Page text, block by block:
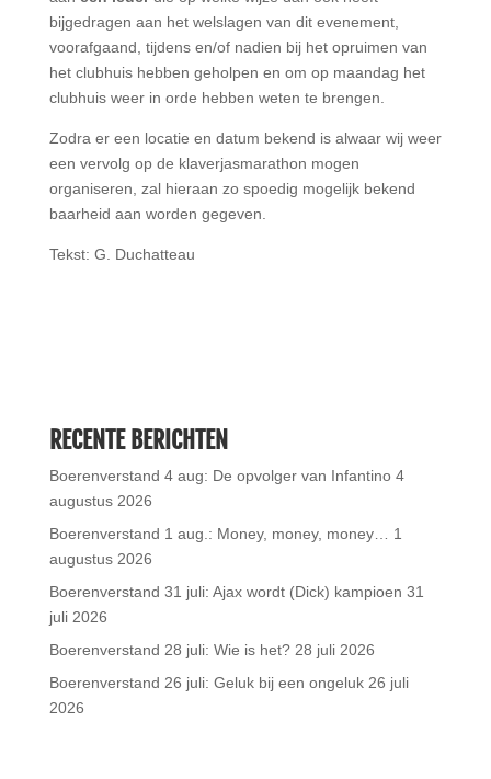
bijgedragen aan het welslagen van dit evenement,
voorafgaand, tijdens en/of nadien bij het opruimen van
het clubhuis hebben geholpen en om op maandag het
clubhuis weer in orde hebben weten te brengen.
Zodra er een locatie en datum bekend is alwaar wij weer
een vervolg op de klaverjasmarathon mogen
organiseren, zal hieraan zo spoedig mogelijk bekend
baarheid aan worden gegeven.
Tekst: G. Duchatteau
RECENTE BERICHTEN
Boerenverstand 4 aug: De opvolger van Infantino 4
augustus 2026
Boerenverstand 1 aug.: Money, money, money… 1
augustus 2026
Boerenverstand 31 juli: Ajax wordt (Dick) kampioen 31
juli 2026
Boerenverstand 28 juli: Wie is het? 28 juli 2026
Boerenverstand 26 juli: Geluk bij een ongeluk 26 juli
2026